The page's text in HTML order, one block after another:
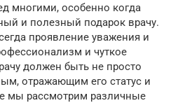
многими, особенно когда
и полезный подарок врачу.
проявление уважения и
и чуткое
должен быть не просто
отражающим его статус и
мы рассмотрим различные